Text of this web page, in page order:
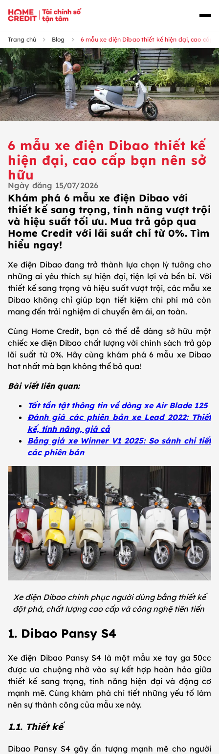
Trang chủ Blog 6 mẫu xe điện Dibao thiết kế hiện đại, cao cấp
6 mẫu xe điện Dibao thiết kế
hiện đại, cao cấp bạn nên sở
hữu
Ngày đăng 15/07/2026
Khám phá 6 mẫu xe điện Dibao với
thiết kế sang trọng, tính năng vượt trội
và hiệu suất tối ưu. Mua trả góp qua
Home Credit với lãi suất chỉ từ 0%. Tìm
hiểu ngay!
Xe điện Dibao đang trở thành lựa chọn lý tưởng cho
những ai yêu thích sự hiện đại, tiện lợi và bền bỉ. Với
thiết kế sang trọng và hiệu suất vượt trội, các mẫu xe
Dibao không chỉ giúp bạn tiết kiệm chi phí mà còn
mang đến trải nghiệm di chuyển êm ái, an toàn.
Cùng Home Credit, bạn có thể dễ dàng sở hữu một
chiếc xe điện Dibao chất lượng với chính sách trả góp
lãi suất từ 0%. Hãy cùng khám phá 6 mẫu xe Dibao
hot nhất mà bạn không thể bỏ qua!
Bài viết liên quan:
Tất tần tật thông tin về dòng xe Air Blade 125
Đánh giá các phiên bản xe Lead 2022: Thiết
kế, tính năng, giá cả
Bảng giá xe Winner V1 2025: So sánh chi tiết
các phiên bản
Xe điện Dibao chinh phục người dùng bằng thiết kế
đột phá, chất lượng cao cấp và công nghệ tiên tiến
1. Dibao Pansy S4
Xe điện Dibao Pansy S4 là một mẫu xe tay ga 50cc
được ưa chuộng nhờ vào sự kết hợp hoàn hảo giữa
thiết kế sang trọng, tính năng hiện đại và động cơ
mạnh mẽ. Cùng khám phá chi tiết những yếu tố làm
nên sự thành công của mẫu xe này.
1.1. Thiết kế
Dibao Pansy S4 gây ấn tượng mạnh mẽ cho người